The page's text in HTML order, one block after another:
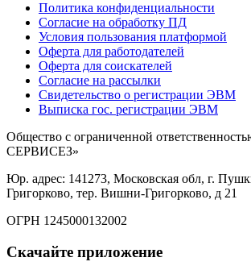
Политика конфиденциальности
Согласие на обработку ПД
Условия пользования платформой
Оферта для работодателей
Оферта для соискателей
Согласие на рассылки
Свидетельство о регистрации ЭВМ
Выписка гос. регистрации ЭВМ
Общество с ограниченной
СЕРВИСЕЗ»
Юр. адрес: 141273, Московская обл, г.
Григорково, тер. Вишни-Григорково, д 21
ОГРН 1245000132002
Скачайте приложение